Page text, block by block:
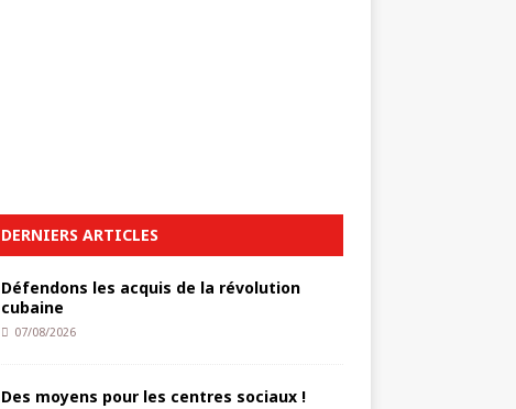
DERNIERS ARTICLES
Défendons les acquis de la révolution
cubaine
07/08/2026
Des moyens pour les centres sociaux !